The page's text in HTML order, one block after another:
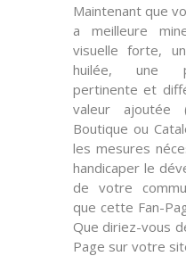
Maintenant que
a meilleure
visuelle forte,
huilée, une
pertinente et
valeur ajoutée
Boutique ou
les mesures
handicaper le
de votre
que cette Fan-
Que diriez-vous
Page sur votre